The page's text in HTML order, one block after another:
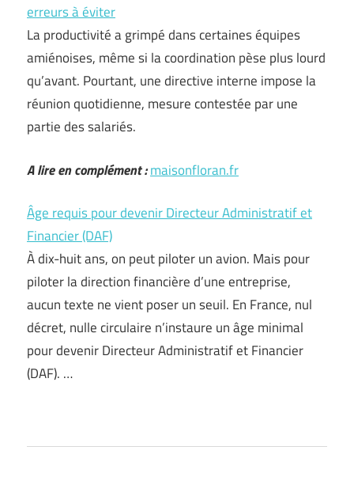
erreurs à éviter
La productivité a grimpé dans certaines équipes
amiénoises, même si la coordination pèse plus lourd
qu’avant. Pourtant, une directive interne impose la
réunion quotidienne, mesure contestée par une
partie des salariés.
A lire en complément :maisonfloran.fr
Âge requis pour devenir Directeur Administratif et
Financier (DAF)
À dix-huit ans, on peut piloter un avion. Mais pour
piloter la direction financière d’une entreprise,
aucun texte ne vient poser un seuil. En France, nul
décret, nulle circulaire n’instaure un âge minimal
pour devenir Directeur Administratif et Financier
(DAF). …